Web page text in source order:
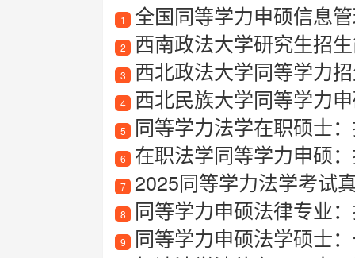
1 全国同等学力申硕信息
2 西南政法大学研究生招
3 西北政法大学同等学力
4 西北民族大学同等学力
5 同等学力法学在职硕士
6 在职法学同等学力申硕
7 2025同等学力法学考试
8 同等学力申硕法律专业
9 同等学力申硕法学硕士